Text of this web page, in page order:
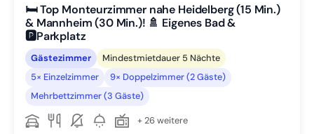
🛏️ Top Monteurzimmer nahe Heidelberg (15 Min.)
& Mannheim (30 Min.)! 🚿 Eigenes Bad &
🅿️Parkplatz
Gästezimmer
Mindestmietdauer 5 Nächte
5× Einzelzimmer
9× Doppelzimmer (2 Gäste)
Mehrbettzimmer (3 Gäste)
+ 26 weitere